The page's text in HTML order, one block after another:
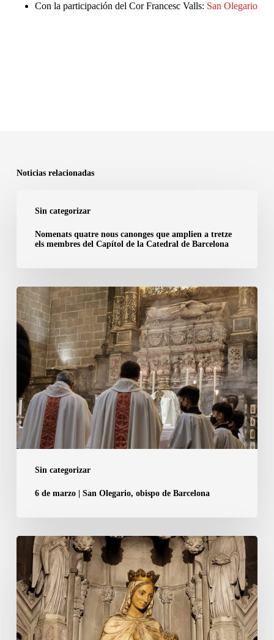
Con la participación del Cor Francesc Valls: San Olegario
Noticias relacionadas
Sin categorizar
quatre
canonges
tretze
els
membres
Capítol
de
la
Catedral
Barcelona
Nomenats quatre nous canonges que amplien a tretze
els membres del Capítol de la Catedral de Barcelona
Sin categorizar
6
de
marzo
Olegario,
obispo
de
Barcelona
6 de marzo | San Olegario, obispo de Barcelona
de
abril
|
Lunes
de